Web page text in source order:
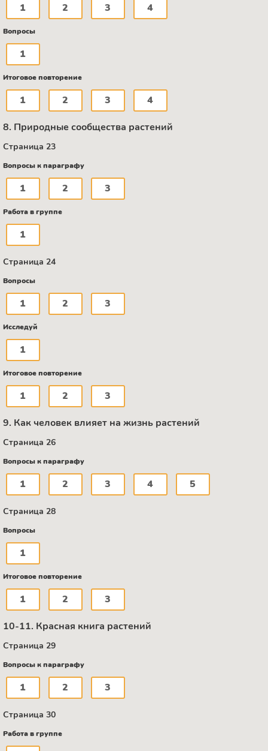
1 2 3 4
Вопросы
1
Итоговое повторение
1 2 3 4
8. Природные сообщества растений
Страница 23
Вопросы к параграфу
1 2 3
Работа в группе
1
Страница 24
Вопросы
1 2 3
Исследуй
1
Итоговое повторение
1 2 3
9. Как человек влияет на жизнь растений
Страница 26
Вопросы к параграфу
1 2 3 4 5
Страница 28
Вопросы
1
Итоговое повторение
1 2 3
10-11. Красная книга растений
Страница 29
Вопросы к параграфу
1 2 3
Страница 30
Работа в группе